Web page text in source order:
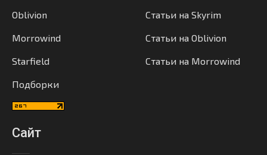
Oblivion
Morrowind
Starfield
Подборки
Статьи на Skyrim
Статьи на Oblivion
Статьи на Morrowind
Сайт